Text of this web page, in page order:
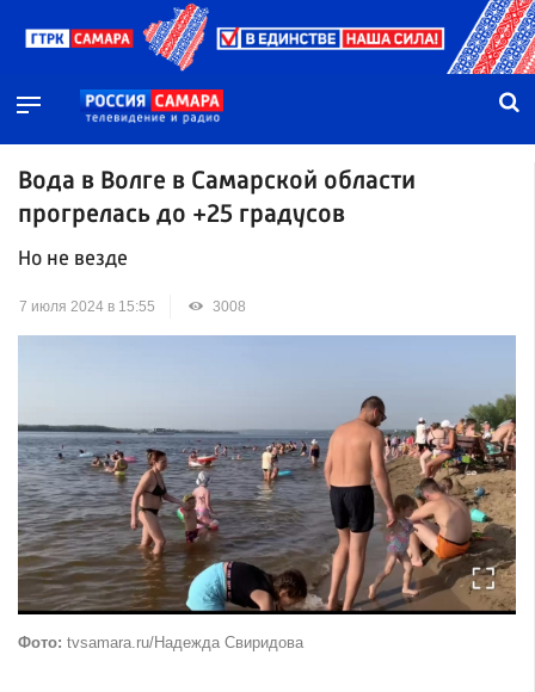
Вода в Волге в Самарской области
прогрелась до +25 градусов
Но не везде
7 июля 2024 в 15:55 3008
Фото: tvsamara.ru/Надежда Свиридова